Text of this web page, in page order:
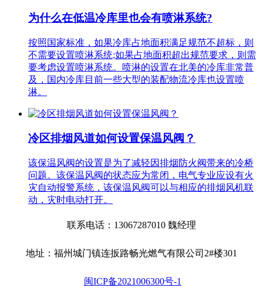
为什么在低温冷库里也会有喷淋系统?
按照国家标准，如果冷库占地面积满足规范不超标，则
不需要设置喷淋系统;如果占地面积超出规范要求，则需
要考虑设置喷淋系统。喷淋的设置在北美的冷库非常普
及，国内冷库目前一些大型的装配物流冷库也设置喷
淋。
冷区排烟风道如何设置保温风阀？
该保温风阀的设置是为了减轻因排烟防火阀带来的冷桥
问题。该保温风阀的状态应为常闭，电气专业应设有火
灾自动报警系统，该保温风阀可以与相应的排烟风机联
动，灾时电动打开。
联系电话：13067287010 魏经理
地址：福州城门镇连扳路畅光燃气有限公司2#楼301
闽ICP备2021006300号-1